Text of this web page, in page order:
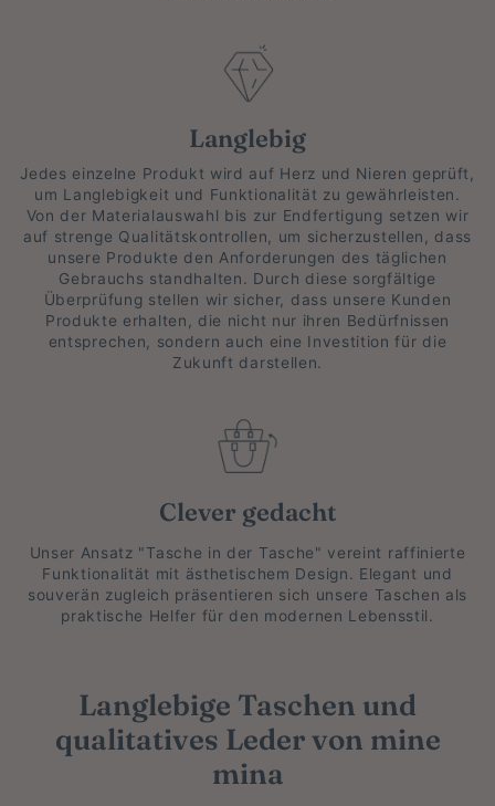
Langlebig
Jedes einzelne Produkt wird auf Herz und Nieren geprüft,
um Langlebigkeit und Funktionalität zu gewährleisten.
Von der Materialauswahl bis zur Endfertigung setzen wir
auf strenge Qualitätskontrollen, um sicherzustellen, dass
unsere Produkte den Anforderungen des täglichen
Gebrauchs standhalten. Durch diese sorgfältige
Überprüfung stellen wir sicher, dass unsere Kunden
Produkte erhalten, die nicht nur ihren Bedürfnissen
entsprechen, sondern auch eine Investition für die
Zukunft darstellen.
Clever gedacht
Unser Ansatz "Tasche in der Tasche" vereint raffinierte
Funktionalität mit ästhetischem Design. Elegant und
souverän zugleich präsentieren sich unsere Taschen als
praktische Helfer für den modernen Lebensstil.
Langlebige Taschen und
qualitatives Leder von mine
mina